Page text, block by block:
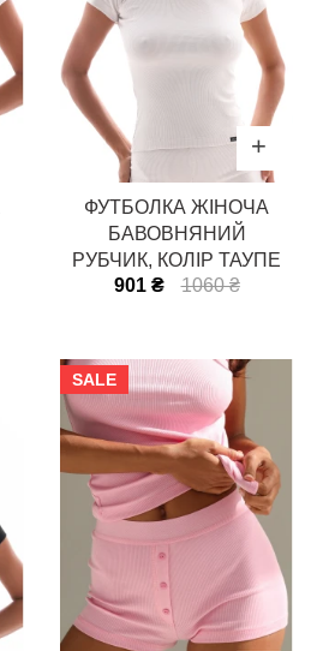
ФУТБОЛКА ЖІНОЧА
БАВОВНЯНИЙ
РУБЧИК, КОЛІР ТАУПЕ
901 ₴
1060 ₴
SALE